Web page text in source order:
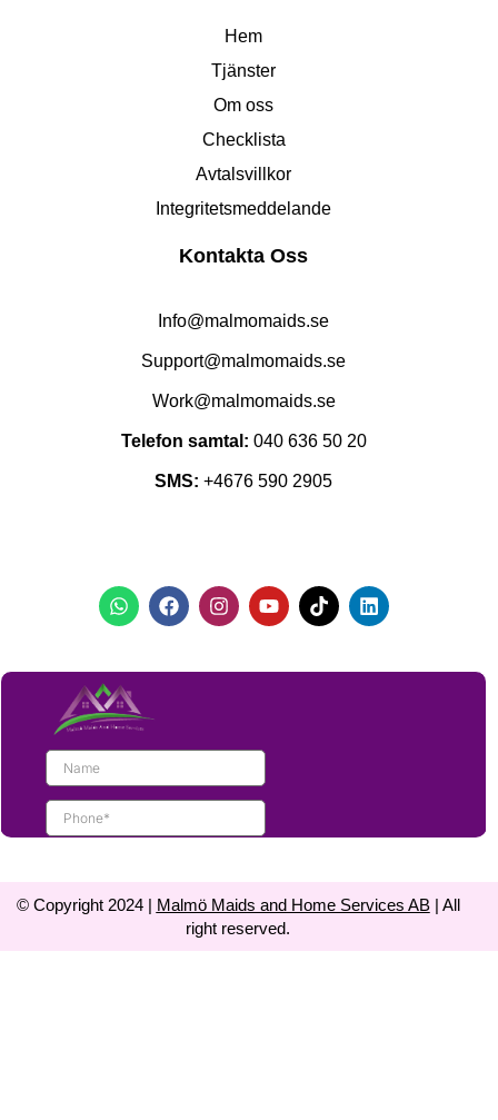
Hem
Tjänster
Om oss
Checklista
Avtalsvillkor
Integritetsmeddelande
Kontakta Oss
Info@malmomaids.se
Support@malmomaids.se
Work@malmomaids.se
Telefon samtal: 040 636 50 20
SMS: +4676 590 2905
© Copyright 2024 | Malmö Maids and Home Services AB| All
right reserved.